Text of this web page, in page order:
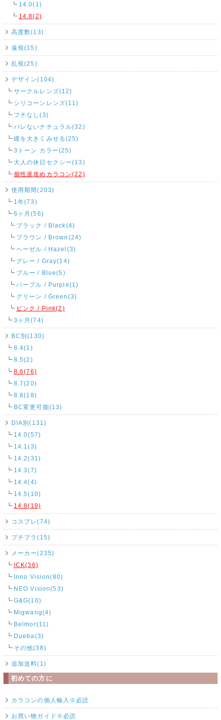
14.0(1)
14.8(2)
高度数(13)
遠視(15)
乱視(25)
デザイン(104)
サークルレンズ(12)
シリコーンレンズ(11)
フチなし(3)
バレないナチュラル(32)
瞳を大きくみせる(25)
3トーン カラー(25)
大人の休日セクシー(13)
個性派攻めカラコン(22)
使用期間(203)
1年(73)
6ヶ月(56)
ブラック / Black(4)
ブラウン / Brown(24)
ヘーゼル / Hazel(3)
グレー / Gray(14)
ブルー / Blue(5)
パープル / Purple(1)
グリーン / Green(3)
ピンク / Pink(2)
3ヶ月(74)
BC別(130)
8.4(1)
8.5(2)
8.6(76)
8.7(20)
8.8(18)
BC変更可能(13)
DIA別(131)
14.0(57)
14.1(3)
14.2(31)
14.3(7)
14.4(4)
14.5(10)
14.8(19)
コスプレ(74)
プチプラ(15)
メーカー(235)
ICK(36)
Inno Vision(80)
NEO Vision(53)
G&G(10)
Migwang(4)
Belmor(11)
Dueba(3)
その他(38)
追加送料(1)
初めての方に
カラコンの個人輸入※必読
お買い物ガイド※必読